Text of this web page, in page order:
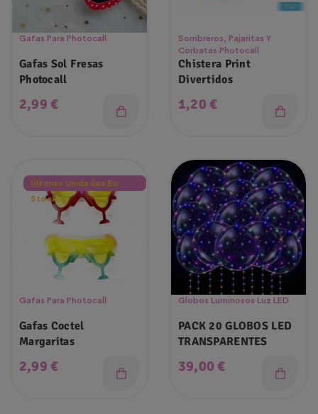
Gafas Para Photocall
Gafas Sol Fresas
Photocall
Precio
2,99 €
Sombreros, Pajaritas Y
Corbatas Photocall
Chistera Print
Divertidos
Precio
1,20 €
Últimas Unidades En
Stock
Gafas Para Photocall
Gafas Coctel
Margaritas
Precio
2,99 €
Globos Luminosos Luz LED
PACK 20 GLOBOS LED
TRANSPARENTES
Precio
39,00 €